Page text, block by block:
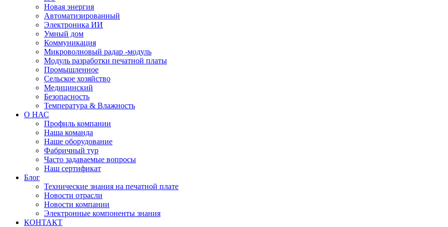
Новая энергия
Автоматизированный
Электроника ИИ
Умный дом
Коммуникация
Микроволновый радар -модуль
Модуль разработки печатной платы
Промышленное
Сельское хозяйство
Медицинский
Безопасность
Температура & Влажность
О НАС
Профиль компании
Наша команда
Наше оборудование
Фабричный тур
Часто задаваемые вопросы
Наш сертификат
Блог
Технические знания на печатной плате
Новости отрасли
Новости компании
Электронные компоненты знания
КОНТАКТ